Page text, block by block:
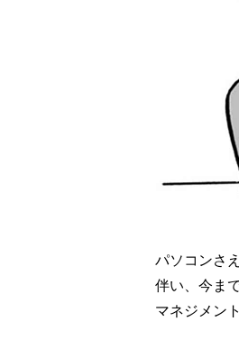
パソコンさ
伴い、今ま
マネジメン